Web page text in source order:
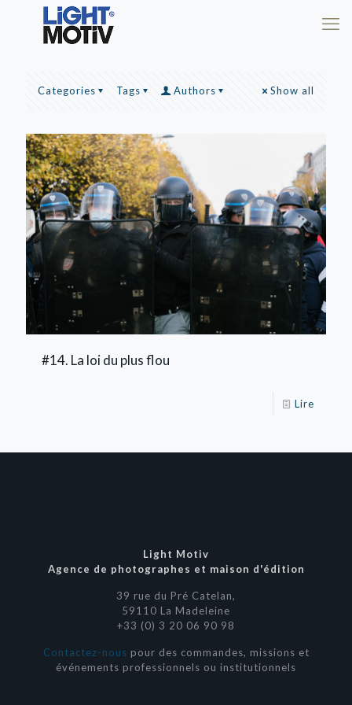
Categories Tags Authors Show all
#14. La loi du plus flou
Lire
Light Motiv
Agence de photographes et maison d'édition
39 rue du Pré Catelan,
59110 La Madeleine
+33 (0) 3 20 06 90 98
Contactez-nous pour des commandes, missions et
événements professionnels ou institutionnels